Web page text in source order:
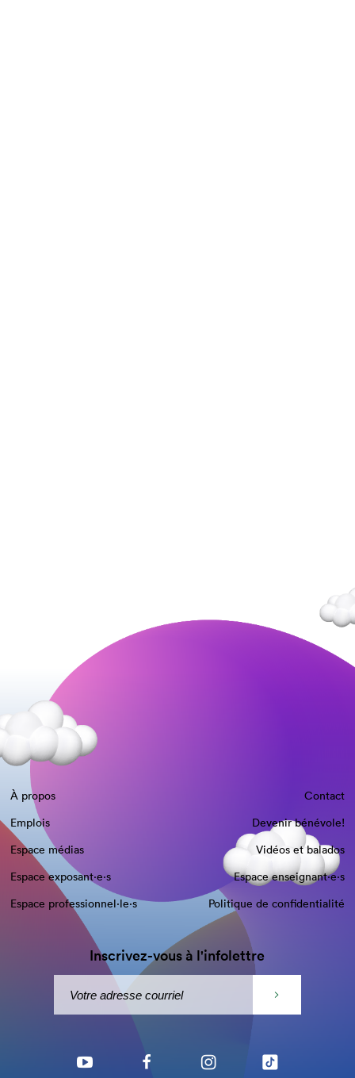
À propos
Contact
Emplois
Devenir bénévole!
Espace médias
Vidéos et balados
Espace exposant·e⋅s
Espace enseignant·e⋅s
Espace professionnel·le⋅s
Politique de confidentialité
Inscrivez-vous à l'infolettre